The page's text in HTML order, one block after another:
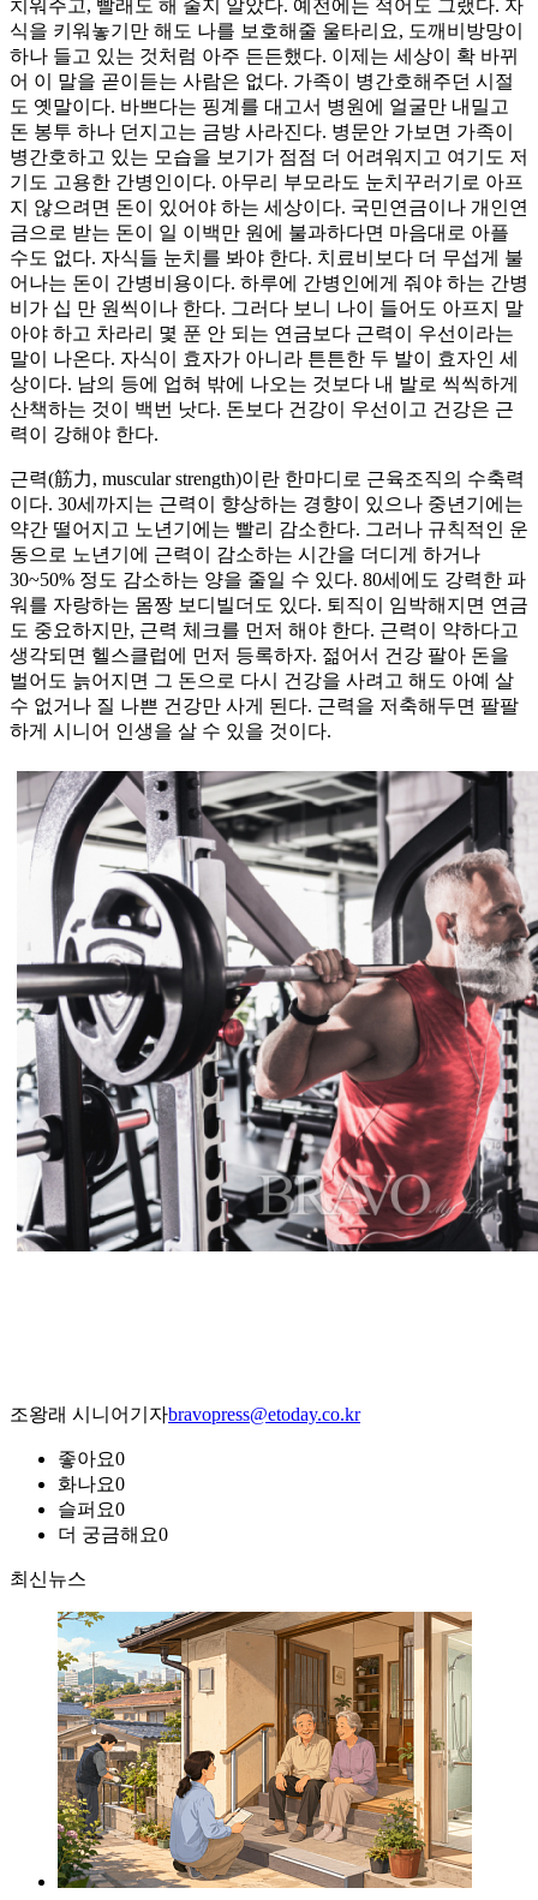
치워주고, 빨래도 해 줄지 알았다. 예전에는 적어도 그랬다. 자
식을 키워놓기만 해도 나를 보호해줄 울타리요, 도깨비방망이
하나 들고 있는 것처럼 아주 든든했다. 이제는 세상이 확 바뀌
어 이 말을 곧이듣는 사람은 없다. 가족이 병간호해주던 시절
도 옛말이다. 바쁘다는 핑계를 대고서 병원에 얼굴만 내밀고
돈 봉투 하나 던지고는 금방 사라진다. 병문안 가보면 가족이
병간호하고 있는 모습을 보기가 점점 더 어려워지고 여기도 저
기도 고용한 간병인이다. 아무리 부모라도 눈치꾸러기로 아프
지 않으려면 돈이 있어야 하는 세상이다. 국민연금이나 개인연
금으로 받는 돈이 일 이백만 원에 불과하다면 마음대로 아플
수도 없다. 자식들 눈치를 봐야 한다. 치료비보다 더 무섭게 불
어나는 돈이 간병비용이다. 하루에 간병인에게 줘야 하는 간병
비가 십 만 원씩이나 한다. 그러다 보니 나이 들어도 아프지 말
아야 하고 차라리 몇 푼 안 되는 연금보다 근력이 우선이라는
말이 나온다. 자식이 효자가 아니라 튼튼한 두 발이 효자인 세
상이다. 남의 등에 업혀 밖에 나오는 것보다 내 발로 씩씩하게
산책하는 것이 백번 낫다. 돈보다 건강이 우선이고 건강은 근
력이 강해야 한다.
근력(筋力, muscular strength)이란 한마디로 근육조직의 수축력
이다. 30세까지는 근력이 향상하는 경향이 있으나 중년기에는
약간 떨어지고 노년기에는 빨리 감소한다. 그러나 규칙적인 운
동으로 노년기에 근력이 감소하는 시간을 더디게 하거나
30~50% 정도 감소하는 양을 줄일 수 있다. 80세에도 강력한 파
워를 자랑하는 몸짱 보디빌더도 있다. 퇴직이 임박해지면 연금
도 중요하지만, 근력 체크를 먼저 해야 한다. 근력이 약하다고
생각되면 헬스클럽에 먼저 등록하자. 젊어서 건강 팔아 돈을
벌어도 늙어지면 그 돈으로 다시 건강을 사려고 해도 아예 살
수 없거나 질 나쁜 건강만 사게 된다. 근력을 저축해두면 팔팔
하게 시니어 인생을 살 수 있을 것이다.
조왕래 시니어기자bravopress@etoday.co.kr
좋아요0
화나요0
슬퍼요0
더 궁금해요0
최신뉴스